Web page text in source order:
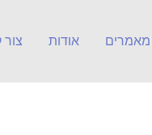
מאמרים אודות